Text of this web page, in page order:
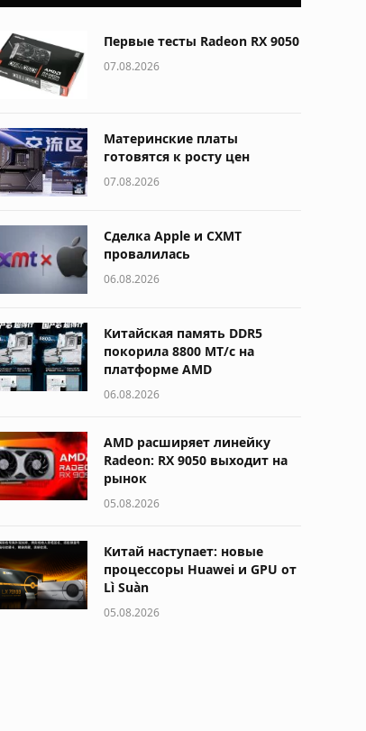
Первые тесты Radeon RX 9050
07.08.2026
Материнские платы
готовятся к росту цен
07.08.2026
Сделка Apple и CXMT
провалилась
06.08.2026
Китайская память DDR5
покорила 8800 МТ/с на
платформе AMD
06.08.2026
AMD расширяет линейку
Radeon: RX 9050 выходит на
рынок
05.08.2026
Китай наступает: новые
процессоры Huawei и GPU от
Lì Suàn
05.08.2026